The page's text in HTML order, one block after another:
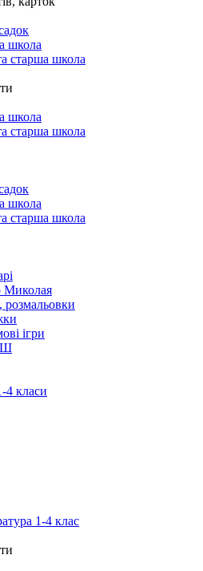
школа
старша школа
школа
старша школа
школа
старша школа
Миколая
розмальовки
ігри
4 класи
1-4 клас